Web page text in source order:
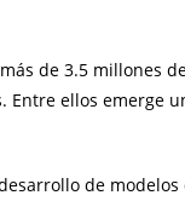
de 3.5 millones
ellos emerge
de